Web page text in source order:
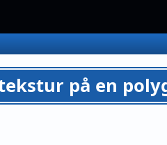
på en